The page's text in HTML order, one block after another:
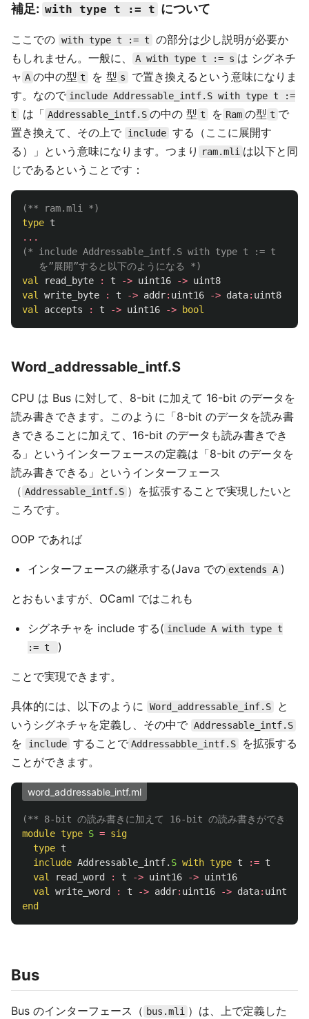
補足: with type t := t について
ここでの with type t := t
の部分は少し説明が必要か
もしれません。一般に、
A with type t := s は シグネチ
ャ A の中の型 t を 型 s
で置き換えるという意味になりま
す。なので include Addressable_intf.S with type t :=
t
は「 Addressable_intf.S の中の 型 t を Ram の型 t で
置き換えて、その上で
include する（ここに展開す
る）」という意味になります。つまり
ram.mli は以下と同
じであるということです：
(** ram.mli *)
type t
...
(* include Addressable_intf.S with type t := t
   を”展開”すると以下のようになる *)
val
read_byte : t -> uint16 -> uint8
val
write_byte : t -> addr: uint16 -> data: uint8
val
accepts : t -> uint16 -> bool
Word_addressable_intf.S
CPU は Bus に対して、8-bit に加えて 16-bit のデータを
読み書きできます。このように「8-bit のデータを読み書
きできることに加えて、16-bit のデータも読み書きでき
る」というインターフェースの定義は「8-bit のデータを
読み書きできる」というインターフェース
（ Addressable_intf.S ）を拡張することで実現したいと
ころです。
OOP であれば
インターフェースの継承する(Java での extends A )
とおもいますが、OCaml ではこれも
シグネチャを include する( include A with type t
:= t
)
ことで実現できます。
具体的には、以下のように Word_addressable_inf.S
と
いうシグネチャを定義し、その中で Addressable_intf.S
を include することで Addressabble_intf.S
を拡張する
ことができます。
word_addressable_intf.ml
(** 8-bit の読み書きに加えて 16-bit の読み書きができるシ
module type S = sig
type t
include Addressable_intf. S with type t := t
val
read_word : t -> uint16 -> uint16
val
write_word : t -> addr: uint16 -> data: uint16
end
Bus
Bus のインターフェース（ bus.mli ）は、上で定義した